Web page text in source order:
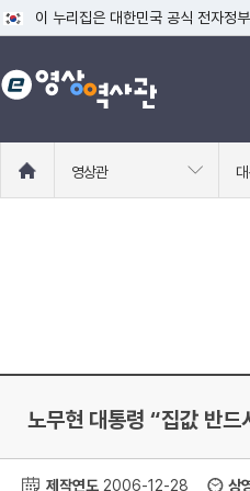
이 누리집은 대한민국 공식 전자정
공식 누리집 주소 확인하기
go.kr 주소를 사용하는 누리집은
로
영상관
노무현 대통령 “집값 반드
제작연도 2006-12-28 상